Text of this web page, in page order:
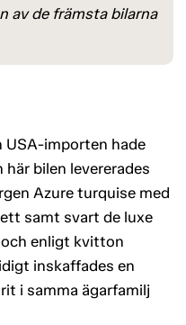
av de främsta bilarna
USA-importen hade
bilen levererades
Azure turquise med
samt svart de luxe
enligt kvitton
inskaffades en
i samma ägarfamilj